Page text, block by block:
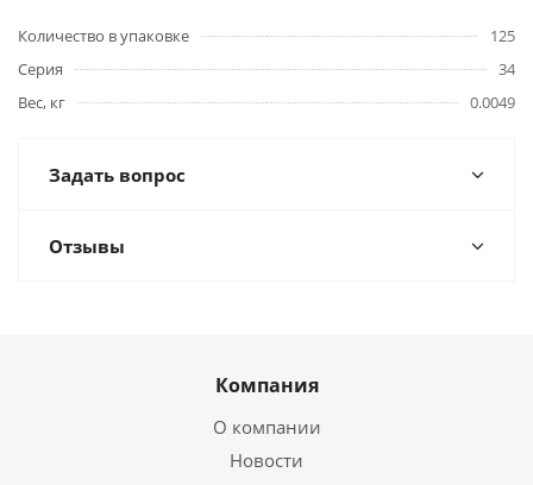
Количество в упаковке
125
Серия
34
Вес, кг
0.0049
Задать вопрос
Отзывы
Компания
О компании
Новости